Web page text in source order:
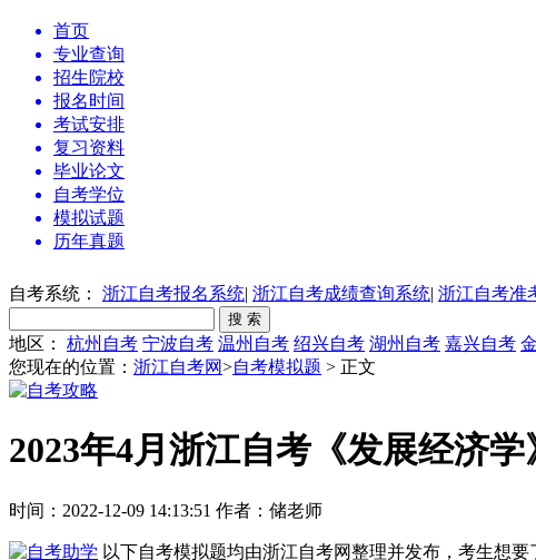
首页
专业查询
招生院校
报名时间
考试安排
复习资料
毕业论文
自考学位
模拟试题
历年真题
自考系统： 浙江自考报名系统| 浙江自考成绩查询系统| 浙江自考准
地区： 杭州自考 宁波自考 温州自考 绍兴自考 湖州自考 嘉兴自考
您现在的位置： 浙江自考网>自考模拟题 > 正文
2023年4月浙江自考《发展经济
时间：2022-12-09 14:13:51 作者：储老师
以下自考模拟题均由浙江自考网整理并发布，考生想